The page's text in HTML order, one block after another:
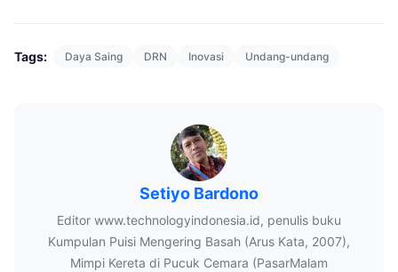
Tags: Daya Saing DRN Inovasi Undang-undang
Setiyo Bardono
Editor www.technologyindonesia.id, penulis buku
Kumpulan Puisi Mengering Basah (Arus Kata, 2007),
Mimpi Kereta di Pucuk Cemara (PasarMalam